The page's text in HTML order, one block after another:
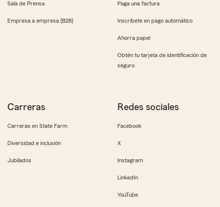
Sala de Prensa
Empresa a empresa (B2B)
Paga una factura
Inscríbete en pago automático
Ahorra papel
Obtén tu tarjeta de identificación de
seguro
Carreras
Carreras en State Farm
Diversidad e inclusión
Jubilados
Redes sociales
Facebook
X
Instagram
LinkedIn
YouTube